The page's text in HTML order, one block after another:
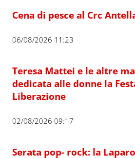
Cena di pesce al Crc
06/08/2026 11:23
Teresa Mattei e le altre
dedicata alle donne la
Liberazione
02/08/2026 09:17
Serata pop- rock: la